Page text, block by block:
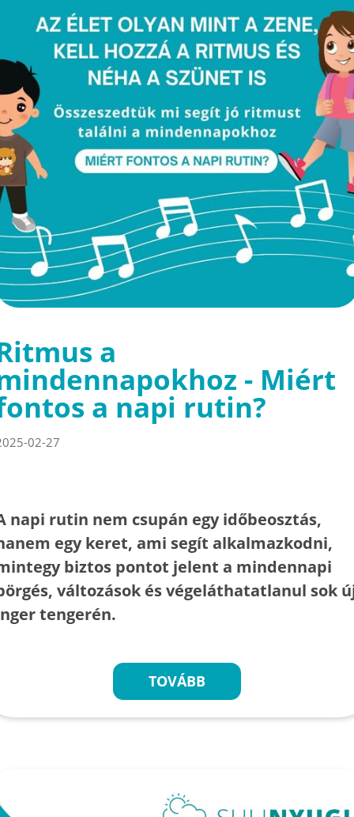
a
- Miért
a napi rutin?
02-27
napi rutin nem csupán egy időbeosztás,
egy keret, ami segít alkalmazkodni,
biztos pontot jelent a mindennapi
változások és végeláthatatlanul sok
tengerén.
TOVÁBB